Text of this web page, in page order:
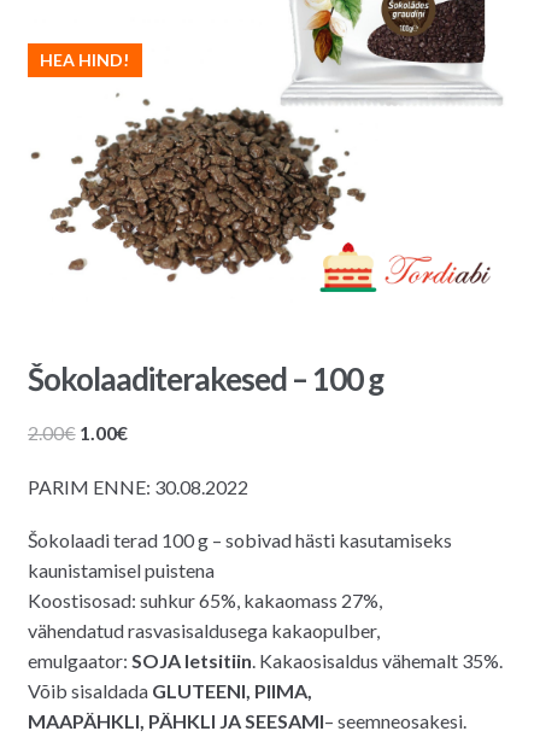
HEA HIND!
Šokolaaditerakesed – 100 g
2.00€ Algne
oli:
1.00€Praegune
on:
PARIM ENNE: 30.08.2022
Šokolaadi terad 100 g – sobivad hästi kasutamiseks
kaunistamisel puistena
Koostisosad: suhkur 65%, kakaomass 27%,
vähendatud rasvasisaldusega kakaopulber,
emulgaator: SOJA letsitiin. Kakaosisaldus vähemalt 35%.
Võib sisaldadaGLUTEENI, PIIMA,
MAAPÄHKLI, PÄHKLI JA SEESAMI– seemneosakesi.